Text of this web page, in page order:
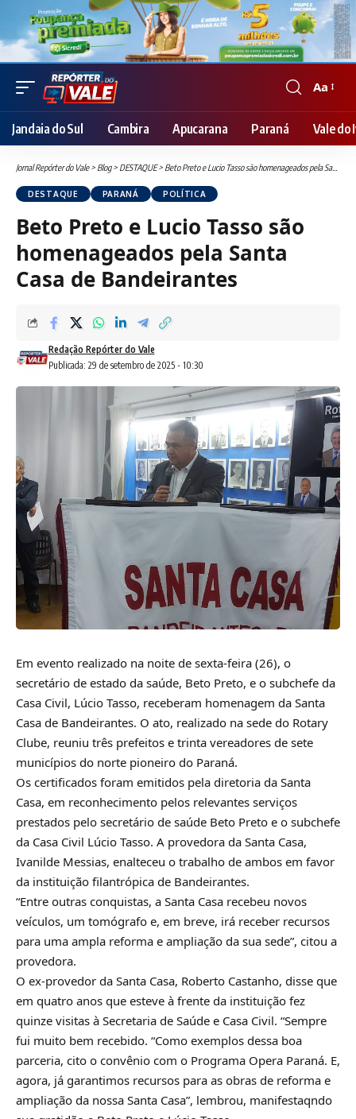
Font
Resizer
Aa
Jandaia do Sul Cambira Apucarana Paraná Vale do
Jornal Repórter do Vale> Blog> DESTAQUE> Beto Preto e Lucio Tasso são homenageados pela Santa Casa de Bandeirantes
DESTAQUE PARANÁ POLÍTICA
Beto Preto e Lucio Tasso são
homenageados pela Santa
Casa de Bandeirantes
Publicada: 29 de setembro de 2025 - 10:30
Redação Repórter do Vale
Em evento realizado na noite de sexta-feira (26), o
secretário de estado da saúde, Beto Preto, e o subchefe da
Casa Civil, Lúcio Tasso, receberam homenagem da Santa
Casa de Bandeirantes. O ato, realizado na sede do Rotary
Clube, reuniu três prefeitos e trinta vereadores de sete
municípios do norte pioneiro do Paraná.
Os certificados foram emitidos pela diretoria da Santa
Casa, em reconhecimento pelos relevantes serviços
prestados pelo secretário de saúde Beto Preto e o subchefe
da Casa Civil Lúcio Tasso. A provedora da Santa Casa,
Ivanilde Messias, enalteceu o trabalho de ambos em favor
da instituição filantrópica de Bandeirantes.
“Entre outras conquistas, a Santa Casa recebeu novos
veículos, um tomógrafo e, em breve, irá receber recursos
para uma ampla reforma e ampliação da sua sede”, citou a
provedora.
O ex-provedor da Santa Casa, Roberto Castanho, disse que
em quatro anos que esteve à frente da instituição fez
quinze visitas à Secretaria de Saúde e Casa Civil. “Sempre
fui muito bem recebido. “Como exemplos dessa boa
parceria, cito o convênio com o Programa Opera Paraná. E,
agora, já garantimos recursos para as obras de reforma e
ampliação da nossa Santa Casa”, lembrou, manifestaqndo